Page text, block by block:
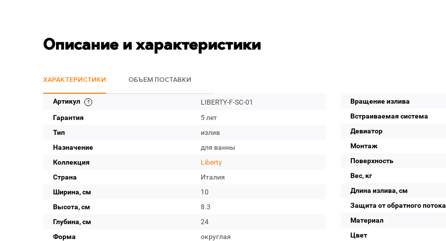
Описание и характеристики
ХАРАКТЕРИСТИКИ ОБЪЕМ ПОСТАВКИ
Артикул
LIBERTY-F-SC-01
Гарантия
5 лет
Тип
излив
Назначение
для ванны
Коллекция
Liberty
Страна
Италия
Ширина, см
10
Высота, см
8.3
Глубина, см
24
Форма
округлая
Вращение излива
Встраиваемая система
Девиатор
Монтаж
Поверхность
Вес, кг
Длина излива, см
Защита от обратного потока
Материал
Цвет